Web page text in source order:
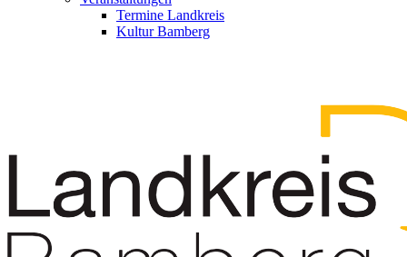
Termine Landkreis
Kultur Bamberg